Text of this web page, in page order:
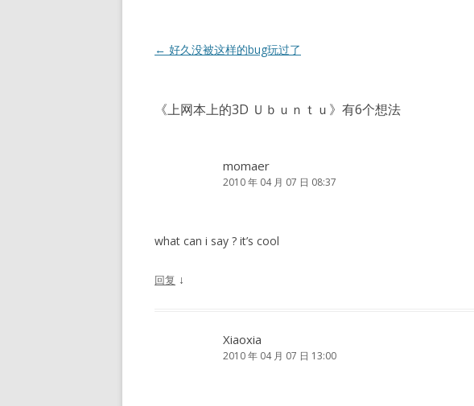
文
航
← 好久没被这样的bug玩过了
《上网本上的3D Ｕｂｕｎｔｕ 》有6个想法
momaer
2010 年 04 月 07 日 08:37
what can i say ? it’s cool
回复 ↓
Xiaoxia
2010 年 04 月 07 日 13:00